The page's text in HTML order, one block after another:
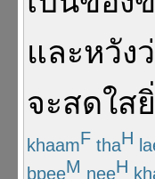
และหวัง
จะสดใส
khaamF thaH
bpeeM neeH